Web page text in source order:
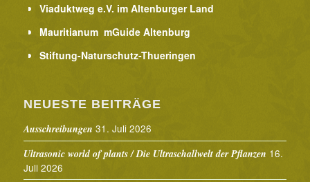
Viaduktweg e.V. im Altenburger Land
Mauritianum mGuide Altenburg
Stiftung-Naturschutz-Thueringen
NEUESTE BEITRÄGE
Ausschreibungen 31. Juli 2026
Ultrasonic world of plants / Die Ultraschallwelt der Pflanzen 16.
Juli 2026